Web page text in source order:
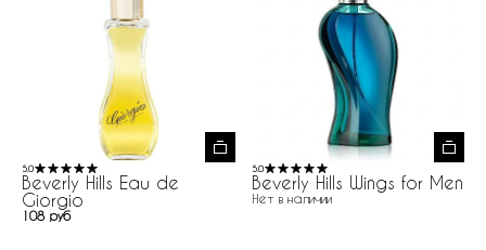
5.0
Beverly Hills Eau de
Giorgio
108 руб
5.0
Beverly Hills Wings for Men
Нет в наличии